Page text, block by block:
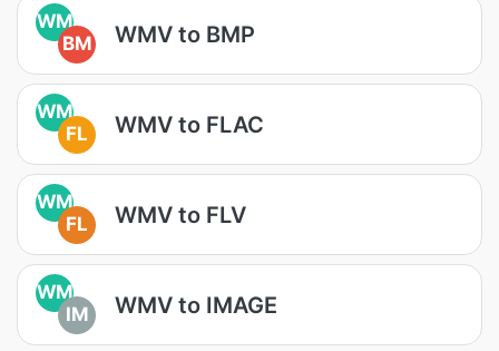
WM
BM
WMV to BMP
WM
FL
WMV to FLAC
WM
FL
WMV to FLV
WM
IM
WMV to IMAGE